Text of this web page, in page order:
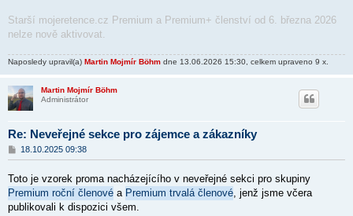
Starší mojeretence.cz Premium a Premium+ členství od 6. března 2026
nelze nově aktivovat.
Naposledy upravil(a) Martin Mojmír Böhm dne 13.06.2026 15:30, celkem upraveno 9 x.
Martin Mojmír Böhm
Administrátor
Re: Neveřejné sekce pro zájemce a zákazníky
P
ř
s
p
ě
v
18.10.2025 09:38
Toto je vzorek proma nacházejícího v neveřejné sekci pro skupiny
Premium roční členové a Premium trvalá členové, jenž jsme včera
publikovali k dispozici všem.